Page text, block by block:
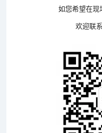
如您希望在
欢迎联